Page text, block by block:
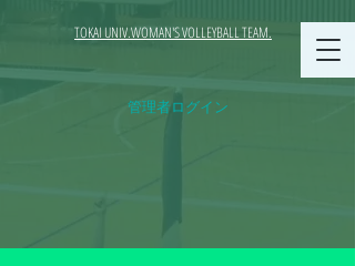
TOKAI UNIV.WOMAN'S VOLLEYBALL TEAM.
管理者ログイン